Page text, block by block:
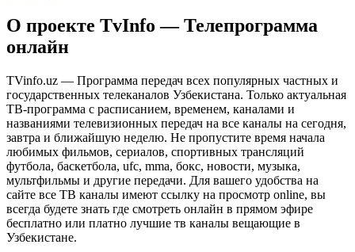
О проекте TvInfo — Телепрограмма
онлайн
TVinfo.uz — Программа передач всех популярных частных и
государственных телеканалов Узбекистана. Только актуальная
ТВ-программа с расписанием, временем, каналами и
названиями телевизионных передач на все каналы на сегодня,
завтра и ближайшую неделю. Не пропустите время начала
любимых фильмов, сериалов, спортивных трансляций
футбола, баскетбола, ufc, mma, бокс, новости, музыка,
мультфильмы и другие передачи. Для вашего удобства на
сайте все ТВ каналы имеют ссылку на просмотр online, вы
всегда будете знать где смотреть онлайн в прямом эфире
бесплатно или платно лучшие тв каналы вещающие в
Узбекистане.